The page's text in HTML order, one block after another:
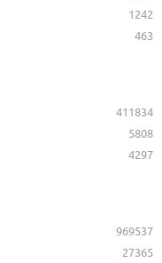
1242
463
411834
5808
4297
969537
27365